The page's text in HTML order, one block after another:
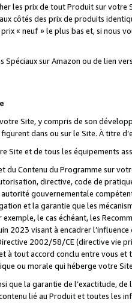
les prix de tout Produit sur
côtés des prix de produits
« neuf » le plus bas et, si nous
Spéciaux sur Amazon ou de lien
Site, y compris de son
dans ou sur le Site. À titre
Site et de tous les équipements
du Contenu du Programme sur
directive, code de
gouvernementale
et la garantie que les
le cas échéant, les
2023 visant à encadrer
2002/58/CE (directive vie
à tout accord conclu entre vous
ou morale qui héberge votre
que la garantie de l’exactitude,
lié au Produit et toutes les